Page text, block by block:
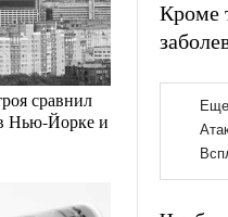
сравнил
Нью-Йорке и
Кроме